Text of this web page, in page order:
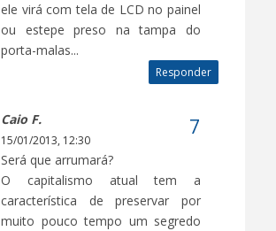
ele virá com tela de LCD no painel
ou estepe preso na tampa do
porta-malas...
Responder
Caio F.
15/01/2013, 12:30
Será que arrumará?
O capitalismo atual tem a
característica de preservar por
muito pouco tempo um segredo